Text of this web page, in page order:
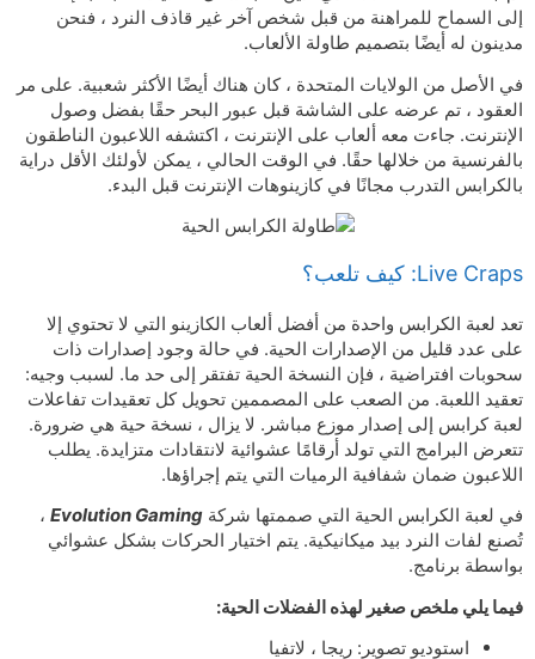
إلى السماح للمراهنة من قبل شخص آخر غير قاذف النرد ، فنحن
مدينون له أيضًا بتصميم طاولة الألعاب.
في الأصل من الولايات المتحدة ، كان هناك أيضًا الأكثر شعبية. على مر
العقود ، تم عرضه على الشاشة قبل عبور البحر حقًا بفضل وصول
الإنترنت. جاءت معه ألعاب على الإنترنت ، اكتشفه اللاعبون الناطقون
بالفرنسية من خلالها حقًا. في الوقت الحالي ، يمكن لأولئك الأقل دراية
بالكرابس التدرب مجانًا في كازينوهات الإنترنت قبل البدء.
Live Craps: كيف تلعب؟
تعد لعبة الكرابس واحدة من أفضل ألعاب الكازينو التي لا تحتوي إلا
على عدد قليل من الإصدارات الحية. في حالة وجود إصدارات ذات
سحوبات افتراضية ، فإن النسخة الحية تفتقر إلى حد ما. لسبب وجيه:
تعقيد اللعبة. من الصعب على المصممين تحويل كل تعقيدات تفاعلات
لعبة كرابس إلى إصدار موزع مباشر. لا يزال ، نسخة حية هي ضرورة.
تتعرض البرامج التي تولد أرقامًا عشوائية لانتقادات متزايدة. يطلب
اللاعبون ضمان شفافية الرميات التي يتم إجراؤها.
في لعبة الكرابس الحية التي صممتها شركة Evolution Gaming ،
تُصنع لفات النرد بيد ميكانيكية. يتم اختيار الحركات بشكل عشوائي
بواسطة برنامج.
فيما يلي ملخص صغير لهذه الفضلات الحية:
استوديو تصوير: ريجا ، لاتفيا